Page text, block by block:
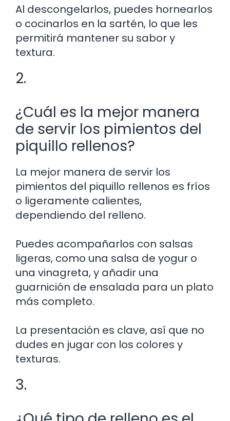
Al descongelarlos, puedes hornearlos
o cocinarlos en la sartén, lo que les
permitirá mantener su sabor y
textura.
2.
¿Cuál es la mejor manera
de servir los pimientos del
piquillo rellenos?
La mejor manera de servir los
pimientos del piquillo rellenos es fríos
o ligeramente calientes,
dependiendo del relleno.
Puedes acompañarlos con salsas
ligeras, como una salsa de yogur o
una vinagreta, y añadir una
guarnición de ensalada para un plato
más completo.
La presentación es clave, así que no
dudes en jugar con los colores y
texturas.
3.